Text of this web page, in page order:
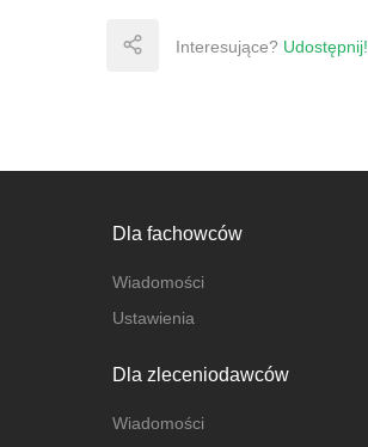
Interesujące? Udostępnij!
Dla fachowców
Wiadomości
Ustawienia
Dla zleceniodawców
Wiadomości